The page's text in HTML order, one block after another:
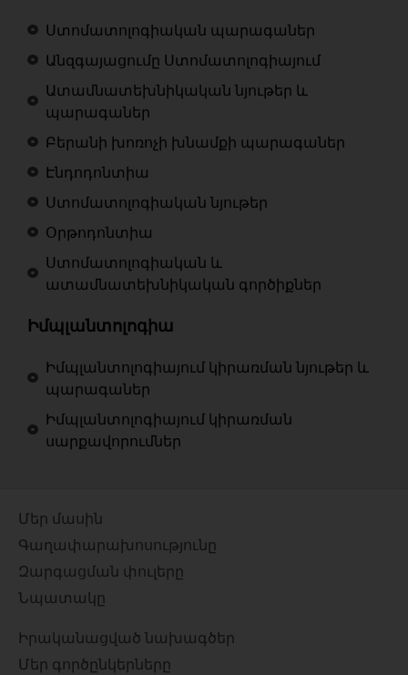
Ստոմատոլոգիական պարագաներ
Անզգայացումը Ստոմատոլոգիայում
Ատամնատեխնիկական նյութեր և
պարագաներ
Բերանի խոռոչի խնամքի պարագաներ
Էնդոդոնտիա
Ստոմատոլոգիական նյութեր
Օրթոդոնտիա
Ստոմատոլոգիական և
ատամնատեխնիկական գործիքներ
Իմպլանտոլոգիա
Իմպլանտոլոգիայում կիրառման նյութեր և
պարագաներ
Իմպլանտոլոգիայում կիրառման
սարքավորումներ
Մեր մասին
Գաղափարախոսությունը
Զարգացման փուլերը
Նպատակը
Իրականացված նախագծեր
Մեր գործընկերները